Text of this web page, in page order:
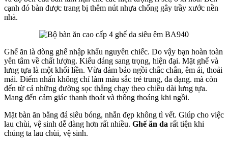
cạnh đó bàn được trang bị thêm nút nhựa chống gây trầy xước nền
nhà.
Ghế ăn là dòng ghế nhập khẩu nguyên chiếc. Do vậy bạn hoàn toàn
yên tâm về chất lượng. Kiểu dáng sang trọng, hiện đại. Mặt ghế và
lưng tựa là một khối liền. Vừa đảm bảo ngồi chắc chắn, êm ái, thoải
mái. Điểm nhấn không chỉ làm màu sắc trẻ trung, đa dạng. mà còn
đến từ cả những đường sọc thẳng chạy theo chiều dài lưng tựa.
Mang đến cảm giác thanh thoát và thông thoáng khi ngồi.
Mặt bàn ăn bằng đá siêu bóng, nhẵn đẹp không tì vết. Giúp cho việc
lau chùi, vệ sinh dễ dàng hơn rất nhiều. Ghế ăn da rất tiện khi
chúng ta lau chùi, vệ sinh.